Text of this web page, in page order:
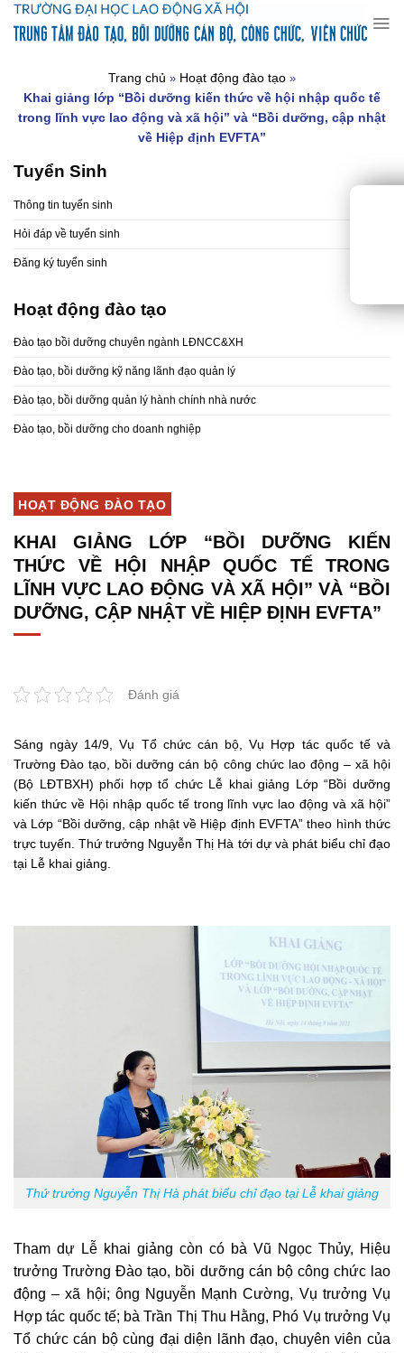
Chuyển
đến
Trang chủ » Hoạt động đào tạo »
Khai giảng lớp “Bồi dưỡng kiến thức về hội nhập quốc tế
trong lĩnh vực lao động và xã hội” và “Bồi dưỡng, cập nhật
về Hiệp định EVFTA”
Tuyển Sinh
Thông tin tuyển sinh
Hỏi đáp về tuyển sinh
Đăng ký tuyển sinh
Hoạt động đào tạo
Đào tạo bồi dưỡng chuyên ngành LĐNCC&XH
Đào tạo, bồi dưỡng kỹ năng lãnh đạo quản lý
Đào tạo, bồi dưỡng quản lý hành chính nhà nước
Đào tạo, bồi dưỡng cho doanh nghiệp
HOẠT ĐỘNG ĐÀO TẠO
KHAI GIẢNG LỚP “BỒI DƯỠNG KIẾN
THỨC VỀ HỘI NHẬP QUỐC TẾ TRONG
LĨNH VỰC LAO ĐỘNG VÀ XÃ HỘI” VÀ “BỒI
DƯỠNG, CẬP NHẬT VỀ HIỆP ĐỊNH EVFTA”
Đánh giá
Sáng ngày 14/9, Vụ Tổ chức cán bộ, Vụ Hợp tác quốc tế và
Trường Đào tạo, bồi dưỡng cán bộ công chức lao động – xã hội
(Bộ LĐTBXH) phối hợp tổ chức Lễ khai giảng Lớp “Bồi dưỡng
kiến thức về Hội nhập quốc tế trong lĩnh vực lao động và xã hội”
và Lớp “Bồi dưỡng, cập nhật về Hiệp định EVFTA” theo hình thức
trực tuyến. Thứ trưởng Nguyễn Thị Hà tới dự và phát biểu chỉ đạo
tại Lễ khai giảng.
Thứ trưởng Nguyễn Thị Hà phát biểu chỉ đạo tại Lễ khai giảng
Tham dự Lễ khai giảng còn có bà Vũ Ngọc Thủy, Hiệu
trưởng Trường Đào tạo, bồi dưỡng cán bộ công chức lao
động – xã hội; ông Nguyễn Mạnh Cường, Vụ trưởng Vụ
Hợp tác quốc tế; bà Trần Thị Thu Hằng, Phó Vụ trưởng Vụ
Tổ chức cán bộ cùng đại diện lãnh đạo, chuyên viên của